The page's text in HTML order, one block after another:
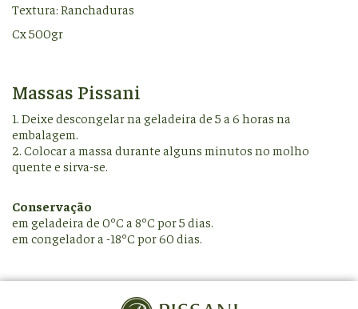
Textura: Ranchaduras
Cx 500gr
Massas Pissani
1. Deixe descongelar na geladeira de 5 a 6 horas na
embalagem.
2. Colocar a massa durante alguns minutos no molho
quente e sirva-se.
Conservação
em geladeira de 0ºC a 8ºC por 5 dias.
em congelador a -18ºC por 60 dias.